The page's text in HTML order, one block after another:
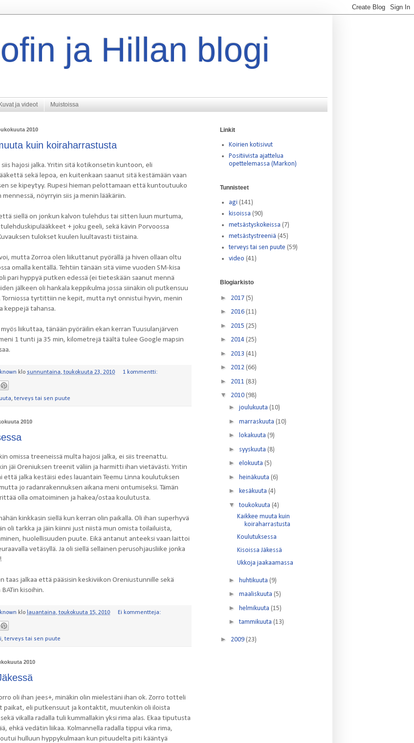
ja Hillan blogi
Kuvat ja videot Muistoissa
2010
kuin koiraharrastusta
hajosi jalka. Yritin sitä kotikonsetin kuntoon, eli
sekä lepoa, en kuitenkaan saanut sitä kestämään vaan
se kipeytyy. Rupesi hieman pelottamaan että kuntoutuuko
mennessä, nöyrryin siis ja menin lääkäriin.
siellä on jonkun kalvon tulehdus tai sitten luun murtuma,
tulehduskipulääkkeet + joku geeli, sekä kävin Porvoossa
tulokset kuulen luultavasti tiistaina.
mutta Zorroa olen liikuttanut pyörällä ja hiven ollaan oltu
omalla kentällä. Tehtiin tänään sitä viime vuoden SM-kisa
pari hyppyä putken edessä (ei tieteskään saanut mennä
jälkeen oli hankala keppikulma jossa siinäkin oli putkensuu
Torniossa tyrtittiin ne kepit, mutta nyt onnistui hyvin, menin
keppejä tahansa.
liikuttaa, tänään pyöräilin ekan kerran Tuusulanjärven
1 tunti ja 35 min, kilometrejä täältä tulee Google mapsin
klo sunnuntaina, toukokuuta 23, 2010 1 kommentti:
, terveys tai sen puute
2010
omissa treeneissä multa hajosi jalka, ei siis treenattu.
jäi Oreniuksen treenit väliin ja harmitti ihan vietävästi. Yritin
että jalka kestäisi edes lauantain Teemu Linna koulutuksen
jo radanrakennuksen aikana meni ontumiseksi. Tämän
olla omatoiminen ja hakea/ostaa koulutusta.
kinkkasin siellä kun kerran olin paikalla. Oli ihan superhyvä
oli tarkka ja jäin kiinni just niistä mun omista toilailuista,
huolellisuuden puute. Eikä antanut anteeksi vaan laittoi
vetäsyllä. Ja oli siellä sellainen perusohjausliike jonka
taas jalkaa että pääsisin keskiviikon Oreniustunnille sekä
kisoihin.
klo lauantaina, toukokuuta 15, 2010 Ei kommentteja:
, terveys tai sen puute
2010
oli ihan jees+, minäkin olin mielestäni ihan ok. Zorro totteli
paikat, eli putkensuut ja kontaktit, muutenkin oli iloista
vikalla radalla tuli kummallakin yksi rima alas. Ekaa tiputusta
ehkä vedätin liikaa. Kolmannella radalla tippui vika rima,
hulluun hyppykulmaan kun pituudelta piti kääntyä
Linkit
Koirien kotisivut
Positiivista ajattelua
opettelemassa (Markon)
Tunnisteet
agi (141)
kisoissa (90)
metsästyskokeissa (7)
metsästystreeniä (45)
terveys tai sen puute (59)
video (41)
Blogiarkisto
► 2017 (5)
► 2016 (11)
► 2015 (25)
► 2014 (25)
► 2013 (41)
► 2012 (66)
► 2011 (83)
▼ 2010 (98)
► joulukuuta (10)
► marraskuuta (10)
► lokakuuta (9)
► syyskuuta (8)
► elokuuta (5)
► heinäkuuta (6)
► kesäkuuta (4)
▼toukokuuta (4)
Kaikkee muuta kuin
koiraharrastusta
Koulutuksessa
Kisoissa Jäkessä
Ukkoja jaakaamassa
► huhtikuuta (9)
► maaliskuuta (5)
► helmikuuta (15)
►tammikuuta (13)
► 2009 (23)